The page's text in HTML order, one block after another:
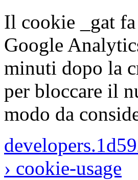
Il cookie _gat
Google
minuti dopo la
per bloccare il
modo da
› cookie-usage